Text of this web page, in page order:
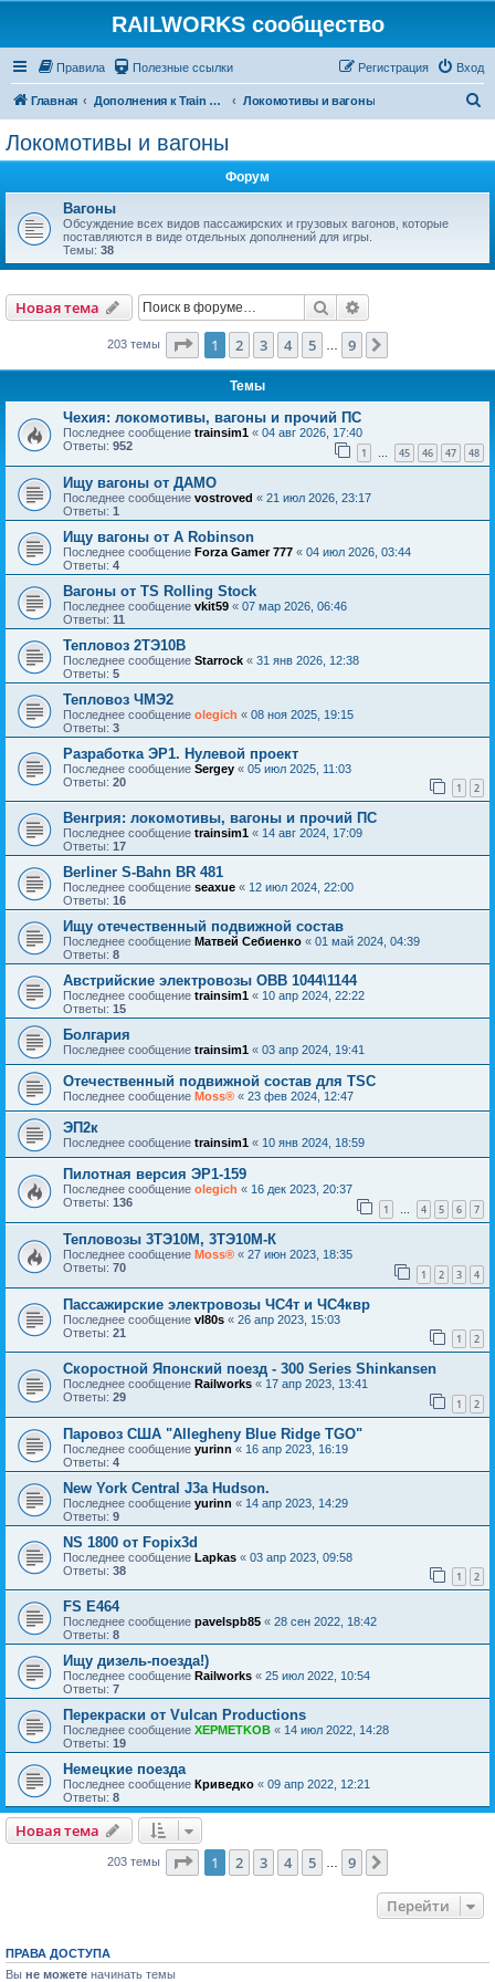
RAILWORKS сообщество
Правила Полезные ссылки Вход
Регистрация
Главная Дополнения к Train Simulator Classic Локомотивы и вагоны
Локомотивы и вагоны
Форум
Вагоны
Обсуждение всех видов пассажирских и грузовых вагонов, которые
поставляются в виде отдельных дополнений для игры.
Темы: 38
Новая тема Поиск
203 темы Страница из
1 2 3 4 5 9
Темы
Чехия: локомотивы, вагоны и прочий ПС
Последнее сообщение trainsim1 « 04 авг 2026, 17:40
Ответы: 952 1 … 45 46 47 48
Ищу вагоны от ДАМО
Последнее сообщение vostroved « 21 июл 2026, 23:17
Ответы: 1
Ищу вагоны от A Robinson
Последнее сообщение Forza Gamer 777 « 04 июл 2026, 03:44
Ответы: 4
Вагоны от TS Rolling Stock
Последнее сообщение vkit59 « 07 мар 2026, 06:46
Ответы: 11
Тепловоз 2ТЭ10В
Последнее сообщение Starrock « 31 янв 2026, 12:38
Ответы: 5
Тепловоз ЧМЭ2
Последнее сообщение olegich « 08 ноя 2025, 19:15
Ответы: 3
Разработка ЭР1. Нулевой проект
Последнее сообщение Sergey « 05 июл 2025, 11:03
Ответы: 20 1 2
Венгрия: локомотивы, вагоны и прочий ПС
Последнее сообщение trainsim1 « 14 авг 2024, 17:09
Ответы: 17
Berliner S-Bahn BR 481
Последнее сообщение seaxue « 12 июл 2024, 22:00
Ответы: 16
Ищу отечественный подвижной состав
Последнее сообщение Матвей Себиенко « 01 май 2024, 04:39
Ответы: 8
Австрийские электровозы OBB 1044\1144
Последнее сообщение trainsim1 « 10 апр 2024, 22:22
Ответы: 15
Болгария
Последнее сообщение trainsim1 « 03 апр 2024, 19:41
Отечественный подвижной состав для TSC
Последнее сообщение Moss® « 23 фев 2024, 12:47
ЭП2к
Последнее сообщение trainsim1 « 10 янв 2024, 18:59
Пилотная версия ЭР1-159
Последнее сообщение olegich « 16 дек 2023, 20:37
Ответы: 136 1 … 4 5 6 7
Тепловозы 3ТЭ10М, 3ТЭ10М-К
Последнее сообщение Moss® « 27 июн 2023, 18:35
Ответы: 70 1 2 3 4
Пассажирские электровозы ЧС4т и ЧС4квр
Последнее сообщение vl80s « 26 апр 2023, 15:03
Ответы: 21 1 2
Скоростной Японский поезд - 300 Series Shinkansen
Последнее сообщение Railworks « 17 апр 2023, 13:41
Ответы: 29 1 2
Паровоз США "Allegheny Blue Ridge TGO"
Последнее сообщение yurinn « 16 апр 2023, 16:19
Ответы: 4
New York Central J3a Hudson.
Последнее сообщение yurinn « 14 апр 2023, 14:29
Ответы: 9
NS 1800 от Fopix3d
Последнее сообщение Lapkas « 03 апр 2023, 09:58
Ответы: 38 1 2
FS E464
Последнее сообщение pavelspb85 « 28 сен 2022, 18:42
Ответы: 8
Ищу дизель-поезда!)
Последнее сообщение Railworks « 25 июл 2022, 10:54
Ответы: 7
Перекраски от Vulcan Productions
Последнее сообщение XEPMETKOB « 14 июл 2022, 14:28
Ответы: 19
Немецкие поезда
Последнее сообщение Криведко « 09 апр 2022, 12:21
Ответы: 8
Новая тема
203 темы Страница из
1 2 3 4 5 … 9
Перейти
ПРАВА ДОСТУПА
Вы не можете начинать темы